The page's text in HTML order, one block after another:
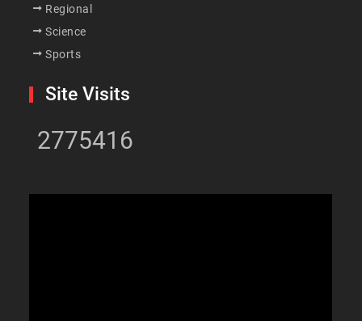
Regional
Science
Sports
Site Visits
2775416